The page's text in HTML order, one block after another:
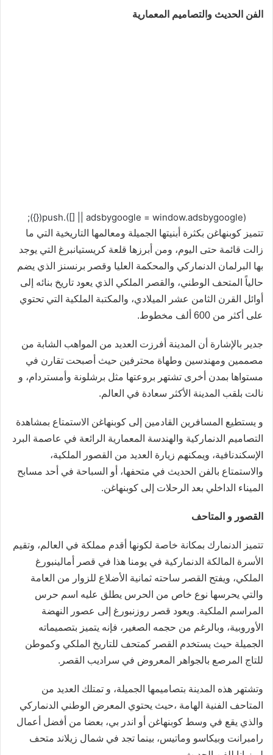
الفن الحديث والتصاميم المعمارية
(adsbygoogle = window.adsbygoogle || []).push({});
تتميز كوبنهاغن بكثرة أبنيتها الجميلة ومعالمها التاريخية التي ما
زالت قائمة حتى اليوم، ومن أبرزها قلعة كريستيانبرغ التي يوجد
بها البرلمان الدنماركي والمحكمة العليا وقصر برنسنز الذي يضم
حالياً المتحف الوطني، والقصر الملكي الذي يعود تاريخ بنائه إلى
أوائل القرن الثامن عشر الميلادي، والمكتبة الملكية التي تحتوي
على أكثر من 600 ألف مخطوط.
جدير بالإشارة أن المدينة أفرزت العديد من المواهب الشابة من
مصممين ومهندسين وطهاة محترفين حيث أصبحت تقارن في
مستواها بمدن أخرى تشتهر بروعتها مثل برشلونة وأمستردام، و
نالت بلقب المدينة الأكثر سعادة في العالم.
و يستطيع المسافرين القادمين إلى كوبنهاغن الاستمتاع بمشاهدة
التصاميم الدنماركية والهندسة المعمارية الرائعة في عاصمة البرد
الإسكندنافية، ويمكنهم زيارة العديد من القصور الملكية،
والاستمتاع بالفن الحديث في متحفها، أو السباحة في أحد مسابح
الميناء الداخلي بعد الرحلات إلى كوبنهاغن.
القصور و المتاحف
تتميز الدنمارك بمكانة خاصة لكونها أقدم مملكة في العالم، وتقيم
الأسرة المالكة الدنماركية في يومنا هذا في قصر أمالينبورغ
الملكي، ويفتح القصر ساحته ثمانية الأضلاع للزوار من العامة
والتي يحرسها نوع خاص من الحرس يطلق عليه اسم حرس
المراسم الملكية. ويعود قصر روزنبورغ إلى عصور النهضة
الأوروبية، وبالرغم من حجمه الصغير، فإنه يتميز بتصميماته
الجميلة حيث يستخدم القصر كمتحف للتاريخ الملكي وكموطن
للتاج المرصع بالجواهر المعروض في سراديب القصر.
وتشتهر هذه المدينة بتصاميمها الجميلة، و تمتلك العديد من
المتاحف الفنية الهامة ،حيث يحتوي المعرض الوطني الدنماركي
والذي يقع في وسط كوبنهاغن أو اندر بي، بعضا من أفضل أعمال
رامبرانت وبيكاسو وماتيس، بينما تجد في شمال زيلاند متحف